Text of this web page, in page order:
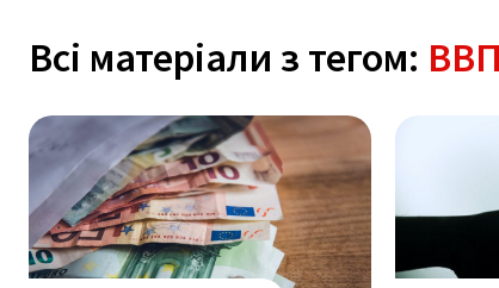
Всі матеріали з тегом: ВВП